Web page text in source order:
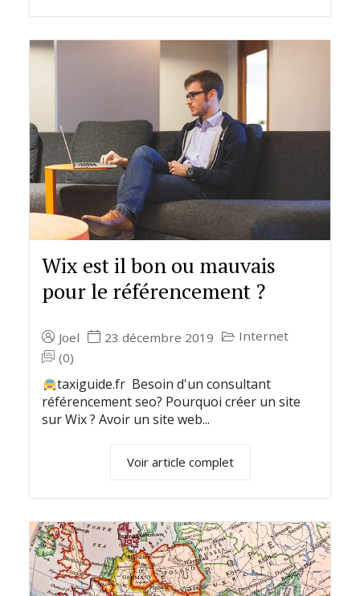
Wix est il bon ou mauvais
pour le référencement ?
Joel 23 décembre 2019
Internet
(0)
taxiguide.fr Besoin d'un consultant
référencement seo? Pourquoi créer un site
sur Wix ? Avoir un site web...
Voir article complet